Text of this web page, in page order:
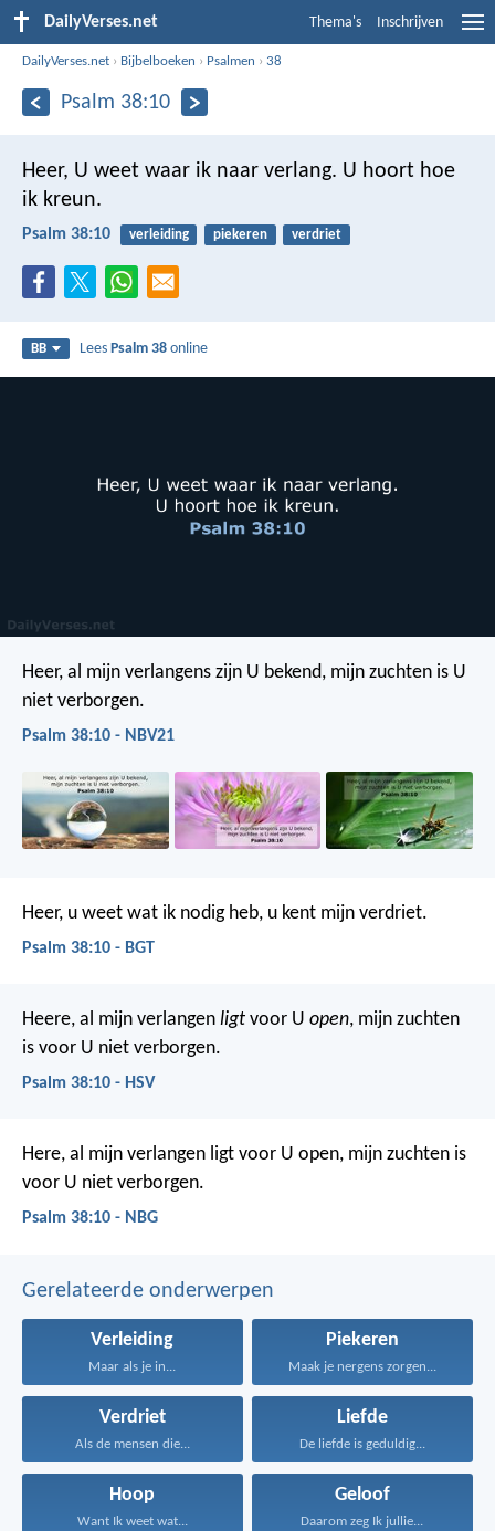
DailyVerses.net Thema's Inschrijven
DailyVerses.net › Bijbelboeken › Psalmen ›38
Psalm 38:10
Heer, U weet waar ik naar verlang. U hoort hoe
ik kreun.
Psalm 38:10 verleiding piekeren verdriet
BB LeesPsalm 38 online
Heer, al mijn verlangens zijn U bekend, mijn zuchten is U
niet verborgen.
Psalm 38:10 - NBV21
Heer, u weet wat ik nodig heb, u kent mijn verdriet.
Psalm 38:10 - BGT
Heere, al mijn verlangen ligt voor U open, mijn zuchten
is voor U niet verborgen.
Psalm 38:10 - HSV
Here, al mijn verlangen ligt voor U open, mijn zuchten is
voor U niet verborgen.
Psalm 38:10 - NBG
Gerelateerde onderwerpen
Verleiding
Maar als je in...
Piekeren
Maak je nergens zorgen...
Verdriet
Als de mensen die...
Liefde
De liefde is geduldig...
Hoop
Want Ik weet wat...
Geloof
Daarom zeg Ik jullie...